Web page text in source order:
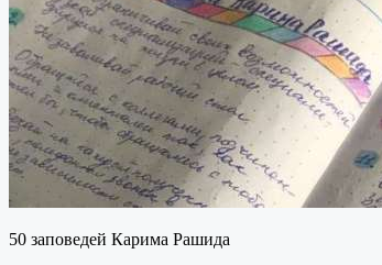
50 заповедей Карима Рашида